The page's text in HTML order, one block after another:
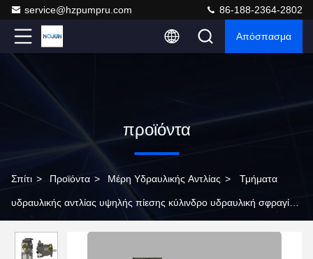
service@hzpumpru.com 86-188-2364-2802
Απόσπασμα
προϊόντα
Σπίτι > Προϊόντα > Μέρη Υδραυλικής Αντλίας > Τμήματα
υδραυλικής αντλίας υψηλής πίεσης κύλινδρο υδραυλική σφραγίδα